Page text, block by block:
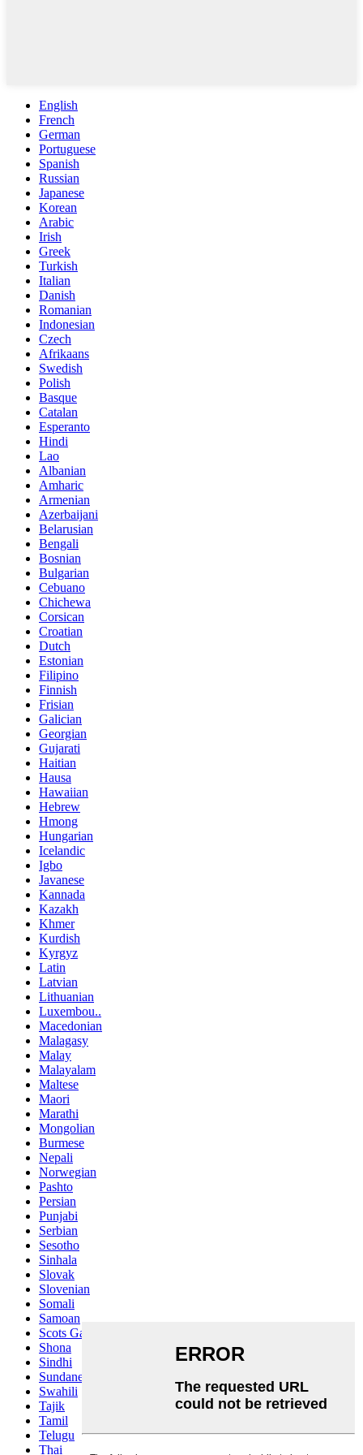
English
French
German
Portuguese
Spanish
Russian
Japanese
Korean
Arabic
Irish
Greek
Turkish
Italian
Danish
Romanian
Indonesian
Czech
Afrikaans
Swedish
Polish
Basque
Catalan
Esperanto
Hindi
Lao
Albanian
Amharic
Armenian
Azerbaijani
Belarusian
Bengali
Bosnian
Bulgarian
Cebuano
Chichewa
Corsican
Croatian
Dutch
Estonian
Filipino
Finnish
Frisian
Galician
Georgian
Gujarati
Haitian
Hausa
Hawaiian
Hebrew
Hmong
Hungarian
Icelandic
Igbo
Javanese
Kannada
Kazakh
Khmer
Kurdish
Kyrgyz
Latin
Latvian
Lithuanian
Luxembou..
Macedonian
Malagasy
Malay
Malayalam
Maltese
Maori
Marathi
Mongolian
Burmese
Nepali
Norwegian
Pashto
Persian
Punjabi
Serbian
Sesotho
Sinhala
Slovak
Slovenian
Somali
Samoan
Scots Gaelic
Shona
Sindhi
Sundanese
Swahili
Tajik
Tamil
Telugu
Thai